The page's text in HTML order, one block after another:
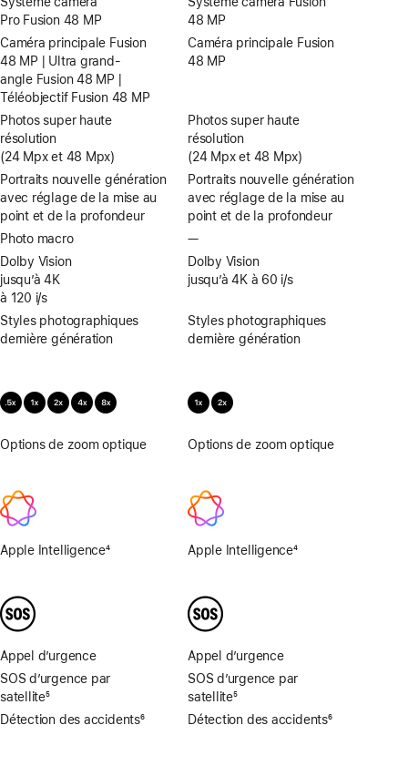
Pro Fusion 48 MP
Caméra principale Fusion
48 MP | Ultra grand-
angle Fusion 48 MP |
Téléobjectif Fusion 48 MP
Photos super haute
résolution
(24 Mpx et 48 Mpx)
Portraits nouvelle génération
avec réglage de la mise au
point et de la profondeur
Photo macro
Dolby Vision
jusqu’à 4K
à 120 i/s
Styles photographiques
dernière génération
Options de zoom optique0,5x,
Apple Intelligence
bas
de
4
Appel d’urgence
SOS d’urgence par
satellite
Note
5
Détection des accidents6
48 MP
Caméra principale Fusion
48 MP
Photos super haute
résolution
(24 Mpx et 48 Mpx)
Portraits nouvelle génération
avec réglage de la mise au
point et de la profondeur
—Pas
de
Photo
Dolby Vision
jusqu’à 4K à 60 i/s
Styles photographiques
dernière génération
Options de zoom optique0,5x,
Apple Intelligence
bas
de
4
Appel d’urgence
SOS d’urgence par
satellite
Note
5
Détection des accidents6